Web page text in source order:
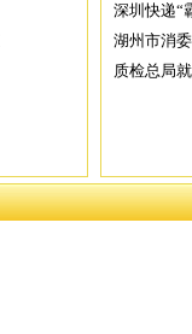
深圳快递“
湖州市消
质检总局